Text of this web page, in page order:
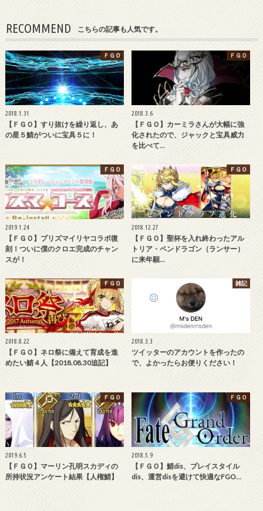
RECOMMEND こちらの記事も人気です。
ＦＧＯ
2018.1.31
【ＦＧＯ】すり抜けを繰り返し、あ
の星５鯖がついに宝具５に！
ＦＧＯ
2018.3.6
【ＦＧＯ】カーミラさんが大幅に強
化されたので、ジャックと宝具威力
を比べて…
ＦＧＯ
2019.1.24
【ＦＧＯ】プリズマイリヤコラボ復
刻！ついに僕のクロエ完成のチャン
スが！
ＦＧＯ
2018.12.27
【ＦＧＯ】聖杯を入れ終わったアル
トリア・ペンドラゴン（ランサー）
に来年願…
ＦＧＯ
2018.8.22
【ＦＧＯ】ネロ祭に備えて育成を進
めたい鯖４人【2018.08.30追記】
雑記
2018.3.3
ツイッターのアカウントを作ったの
で、よかったらお便りください！
ＦＧＯ
2019.6.5
【ＦＧＯ】マーリン孔明スカディの
所持状況アンケート結果【人権鯖】
ＦＧＯ
2018.5.9
【ＦＧＯ】鯖dis、プレイスタイル
dis、運営disを避けて快適なFGO…